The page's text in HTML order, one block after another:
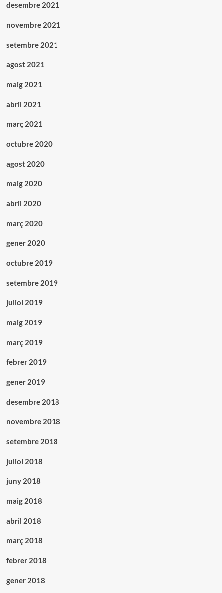
desembre 2021
novembre 2021
setembre 2021
agost 2021
maig 2021
abril 2021
març 2021
octubre 2020
agost 2020
maig 2020
abril 2020
març 2020
gener 2020
octubre 2019
setembre 2019
juliol 2019
maig 2019
març 2019
febrer 2019
gener 2019
desembre 2018
novembre 2018
setembre 2018
juliol 2018
juny 2018
maig 2018
abril 2018
març 2018
febrer 2018
gener 2018